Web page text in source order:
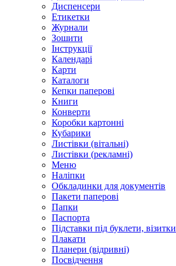
Диспенсери
Етикетки
Журнали
Зошити
Інструкції
Календарі
Карти
Каталоги
Кепки паперові
Книги
Конверти
Коробки картонні
Кубарики
Листівки (вітальні)
Листівки (рекламні)
Меню
Наліпки
Обкладинки для документів
Пакети паперові
Папки
Паспорта
Підставки під буклети, візитки
Плакати
Планери (відривні)
Посвідчення